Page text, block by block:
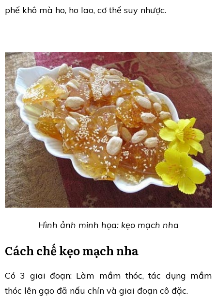
phế khô mà ho, ho lao, cơ thể suy nhược.
Hình ảnh minh họa: kẹo mạch nha
Cách chế kẹo mạch nha
Có 3 giai đoạn: Làm mầm thóc, tác dụng mầm
thóc lên gạo đã nấu chín và giai đoạn cô đặc.